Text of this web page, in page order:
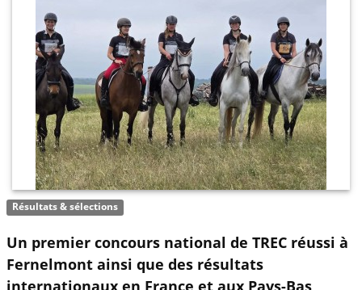
Résultats & sélections
Un premier concours national de TREC réussi à
Fernelmont ainsi que des résultats
internationaux en France et aux Pays-Bas